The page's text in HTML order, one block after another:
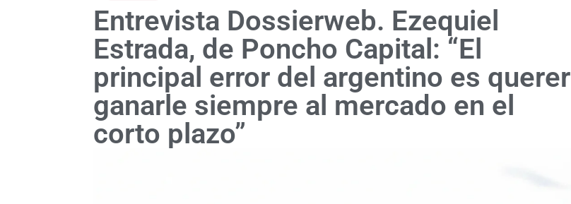
Entrevista Dossierweb. Ezequiel
Estrada, de Poncho Capital: “El
principal error del argentino es querer
ganarle siempre al mercado en el
corto plazo”